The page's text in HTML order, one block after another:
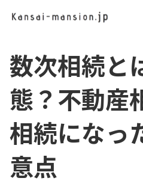
数次相続と
態？不動産
相続になっ
意点